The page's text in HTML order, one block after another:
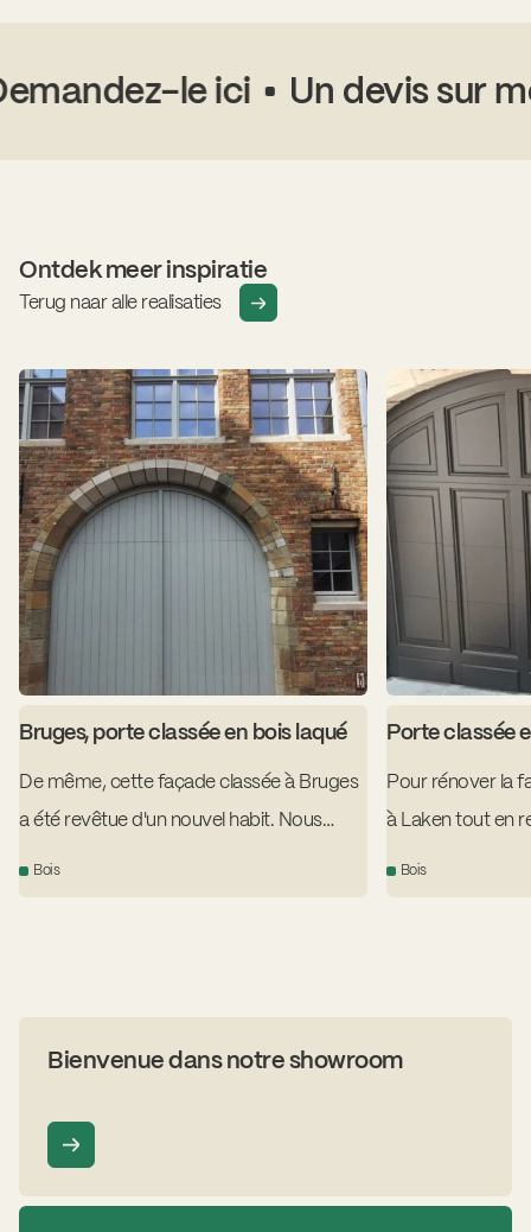
le ici Un devis sur
Ontdek meer inspiratie
Terug naar alle realisaties
Bruges, porte classée en bois laqué
De même, cette façade classée à Bruges
a été revêtue d'un nouvel habit. Nous
avons créé une réplique de la porte
Bois
Porte classée
Pour rénover la
à Laken tout en
énergétiques
Bois
Bienvenue dans notre showroom